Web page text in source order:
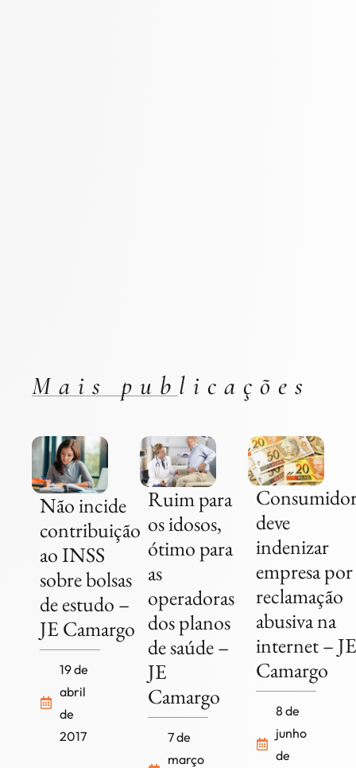
Mais publicações
Não incide
contribuição
ao INSS
sobre bolsas
de estudo –
JE Camargo
19 de
abril
de
2017
Ruim para
os idosos,
ótimo para
as
operadoras
dos planos
de saúde –
JE
Camargo
7 de
março
deve
indenizar
empresa por
reclamação
abusiva na
internet – JE
Camargo
8 de
junho
de